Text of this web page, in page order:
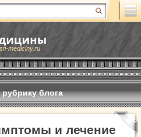
mediciny.ru
блога
и лечение